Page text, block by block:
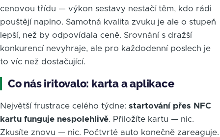
cenovou třídu — výkon sestavy nestačí těm, kdo rádi
pouštějí naplno. Samotná kvalita zvuku je ale o stupeň
lepší, než by odpovídala ceně. Srovnání s dražší
konkurencí nevyhraje, ale pro každodenní poslech je
to víc než dostačující.
Co nás iritovalo: karta a aplikace
Největší frustrace celého týdne: startování přes NFC
kartu funguje nespolehlivě. Přiložíte kartu — nic.
Zkusíte znovu — nic. Počtvrté auto konečně zareaguje.